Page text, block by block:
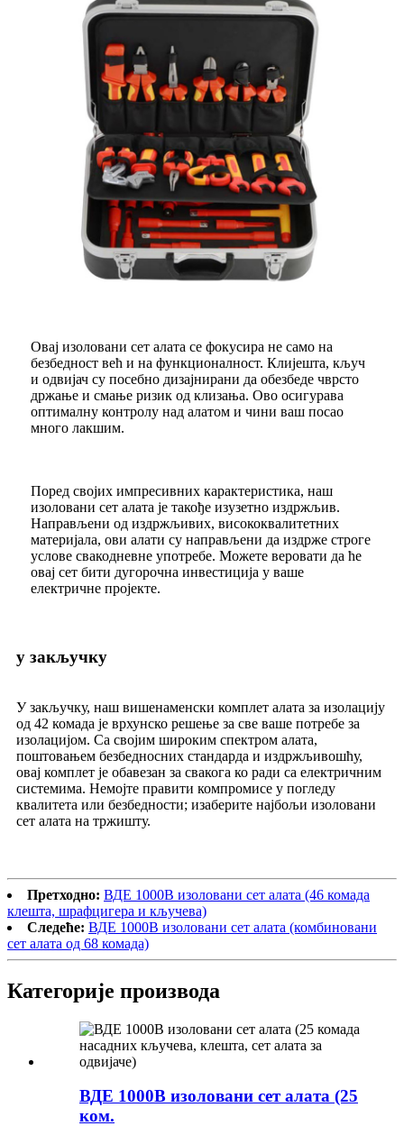
Овај изоловани сет алата се фокусира не само на
безбедност већ и на функционалност. Клијешта, кључ
и одвијач су посебно дизајнирани да обезбеде чврсто
држање и смање ризик од клизања. Ово осигурава
оптималну контролу над алатом и чини ваш посао
много лакшим.
Поред својих импресивних карактеристика, наш
изоловани сет алата је такође изузетно издржљив.
Направљени од издржљивих, висококвалитетних
материјала, ови алати су направљени да издрже строге
услове свакодневне употребе. Можете веровати да ће
овај сет бити дугорочна инвестиција у ваше
електричне пројекте.
у закључку
У закључку, наш вишенаменски комплет алата за изолацију
од 42 комада је врхунско решење за све ваше потребе за
изолацијом. Са својим широким спектром алата,
поштовањем безбедносних стандарда и издржљивошћу,
овај комплет је обавезан за свакога ко ради са електричним
системима. Немојте правити компромисе у погледу
квалитета или безбедности; изаберите најбољи изоловани
сет алата на тржишту.
Претходно: ВДЕ 1000В изоловани сет алата (46 комада
клешта, шрафцигера и кључева)
Следеће: ВДЕ 1000В изоловани сет алата (комбиновани
сет алата од 68 комада)
Категорије производа
ВДЕ 1000В изоловани сет алата (25
ком.